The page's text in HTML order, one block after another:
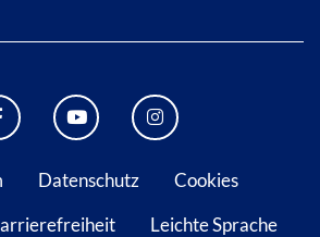
BAD WILDUNGEN
YOUTUBE KANAL STADT
INSTAGRAM
Datenschutz
Cookies
Leichte Sprache